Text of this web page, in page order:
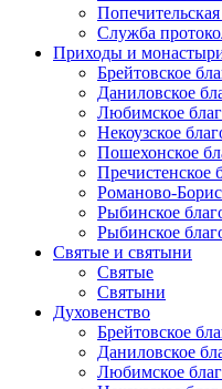
Служба
Приходы и
Брейтовское
Даниловское
Любимское
Некоузское
Пошехонское
Пречистенское
Романово-
Рыбинское
Рыбинское
Святые и святыни
Святые
Святыни
Духовенство
Брейтовское
Даниловское
Любимское